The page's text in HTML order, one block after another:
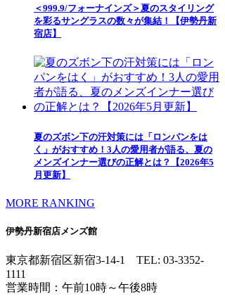
＜999.9/フォーナインズ＞夏のスタイリング
を彩るサングラスの数々が集結！【伊勢丹新
宿店】
夏のズボン下の汗対策には「ロンパンをは
く」がおすすめ！3人の愛用者が語る、夏の
メンズインナー選びの正解とは？【2026年5
月更新】
MORE RANKING
伊勢丹新宿店メンズ館
東京都新宿区新宿3-14-1 TEL: 03-3352-
1111
営業時間：午前10時～午後8時